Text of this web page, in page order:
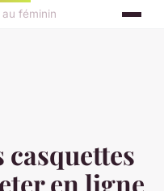
féminin
en ligne